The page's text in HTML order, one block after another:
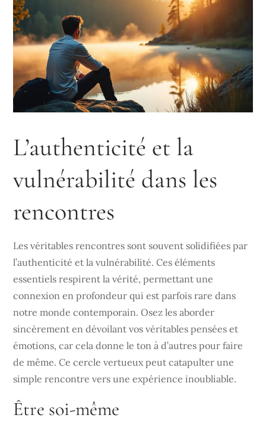
L’authenticité et la
vulnérabilité dans les
rencontres
Les véritables rencontres sont souvent solidifiées par
l’authenticité et la vulnérabilité. Ces éléments
essentiels respirent la vérité, permettant une
connexion en profondeur qui est parfois rare dans
notre monde contemporain. Osez les aborder
sincèrement en dévoilant vos véritables pensées et
émotions, car cela donne le ton à d’autres pour faire
de même. Ce cercle vertueux peut catapulter une
simple rencontre vers une expérience inoubliable.
Être soi-même